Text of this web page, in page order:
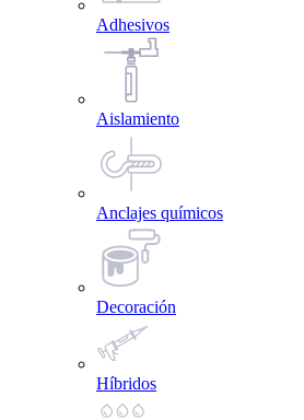
Adhesivos
Aislamiento
Anclajes químicos
Decoración
Híbridos